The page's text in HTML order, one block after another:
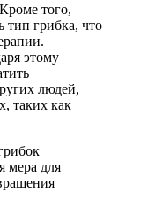
того,
тип грибка, что
этому
людей,
таких как
мера для